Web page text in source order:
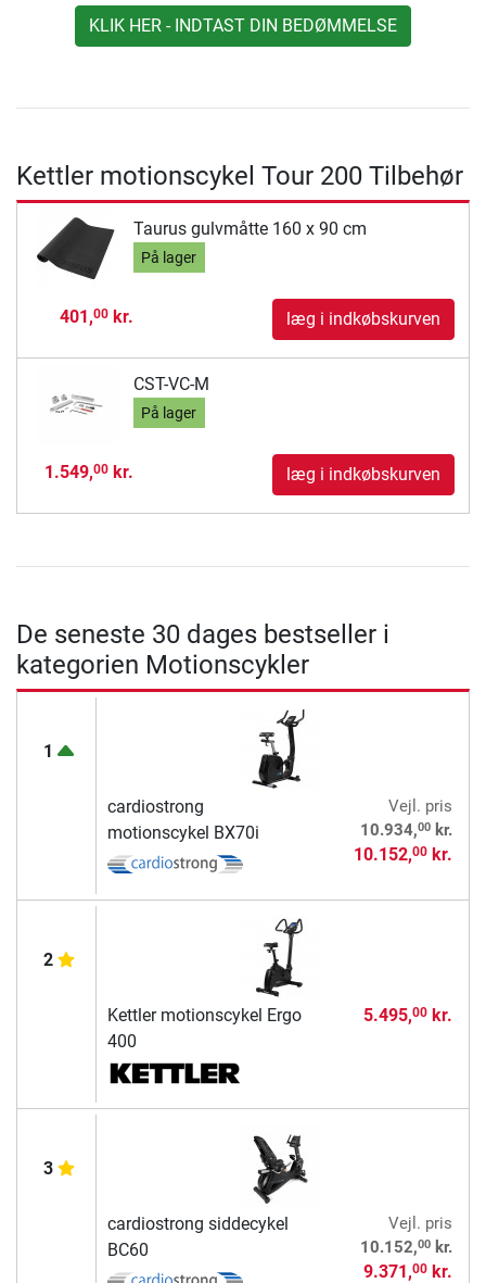
KLIK HER - INDTAST DIN BEDØMMELSE
Kettler motionscykel Tour 200 Tilbehør
Taurus gulvmåtte 160 x 90 cm
På lager
401,00kr. læg i indkøbskurven
CST-VC-M
På lager
1.549,00kr. læg i indkøbskurven
De seneste 30 dages bestseller i
kategorien Motionscykler
1
cardiostrong
motionscykel BX70i
Vejl. pris
10.934,00kr.
10.152,00kr.
2
Kettler motionscykel Ergo
400
5.495,00kr.
3
cardiostrong siddecykel
BC60
Vejl. pris
10.152,00kr.
9.371,00kr.